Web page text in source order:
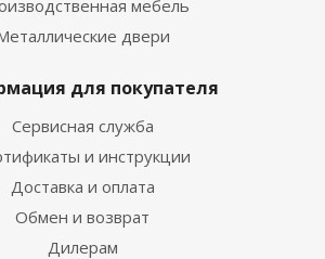
мебель
двери
для покупателя
Сервисная служба
и инструкции
Доставка и оплата
Обмен и возврат
Дилерам